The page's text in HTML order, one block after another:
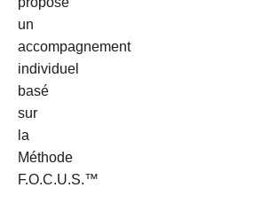
un
accompagnement
individuel
basé
sur
la
Méthode
F.O.C.U.S.™︎